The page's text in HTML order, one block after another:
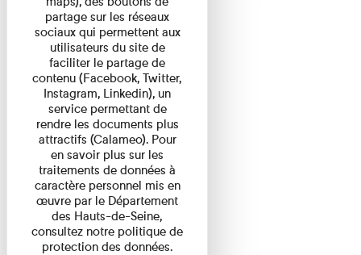
partage sur les réseaux
sociaux qui permettent aux
utilisateurs du site de
faciliter le partage de
contenu (Facebook, Twitter,
Instagram, Linkedin), un
service permettant de
rendre les documents plus
attractifs (Calameo). Pour
en savoir plus sur les
traitements de données à
caractère personnel mis en
œuvre par le Département
des Hauts-de-Seine,
consultez notre politique de
protection des données.